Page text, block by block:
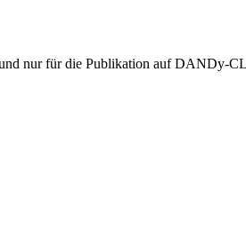
nur für die Publikation auf DANDy-